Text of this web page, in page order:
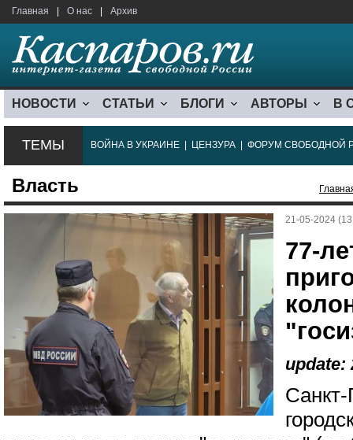
Главная О нас Архив
НОВОСТИ СТАТЬИ БЛОГИ АВТОРЫ В
ТЕМЫ ВОЙНА В УКРАИНЕ ЦЕНЗУРА ФОРУМ СВОБОДНОЙ
Власть
21-05-2024
77-
update:
Санкт-